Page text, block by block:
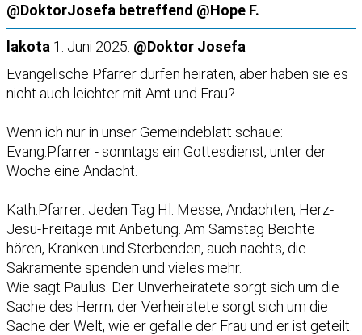
@DoktorJosefa betreffend @Hope F.
lakota 1. Juni 2025: @Doktor Josefa
Evangelische Pfarrer dürfen heiraten, aber haben sie es
nicht auch leichter mit Amt und Frau?
Wenn ich nur in unser Gemeindeblatt schaue:
Evang.Pfarrer - sonntags ein Gottesdienst, unter der
Woche eine Andacht.
Kath.Pfarrer: Jeden Tag Hl. Messe, Andachten, Herz-
Jesu-Freitage mit Anbetung. Am Samstag Beichte
hören, Kranken und Sterbenden, auch nachts, die
Sakramente spenden und vieles mehr.
Wie sagt Paulus: Der Unverheiratete sorgt sich um die
Sache des Herrn; der Verheiratete sorgt sich um die
Sache der Welt, wie er gefalle der Frau und er ist geteilt.